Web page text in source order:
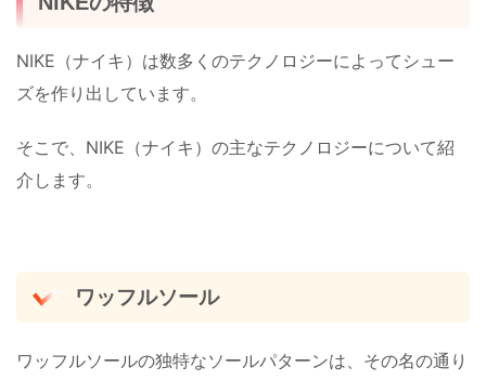
NIKE（ナイキ）は数多くのテクノロジーによってシュー
ズを作り出しています。
そこで、NIKE（ナイキ）の主なテクノロジーについて紹
介します。
ワッフルソール
ワッフルソールの独特なソールパターンは、その名の通り